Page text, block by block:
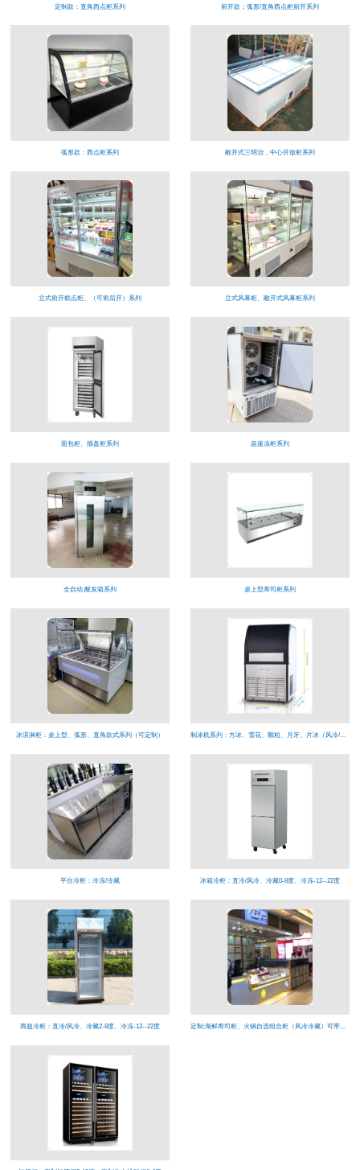
定制款：直角西点柜系列 前开款：弧形/直角西点柜前开系列
弧形款：西点柜系列 敞开式三明治，中心开放柜系列
立式前开糕点柜、（可前后开）系列 立式风幕柜、敞开式风幕柜系列
面包柜、插盘柜系列 急速冻柜系列
全自动 醒发箱系列 桌上型寿司柜系列
冰淇淋柜：桌上型、弧形、直角款式系列（可定制） 制冰机系列：方冰、雪花、颗粒、月牙、片冰（风冷/水冷）
平台冷柜：冷冻/冷藏 冰箱冷柜：直冷/风冷、冷藏0-8度、冷冻-12--22度
商超冷柜：直冷/风冷、冷藏2-8度、冷冻-12--22度 定制:海鲜寿司柜、火锅自选组合柜（风冷冷藏）可带喷雾